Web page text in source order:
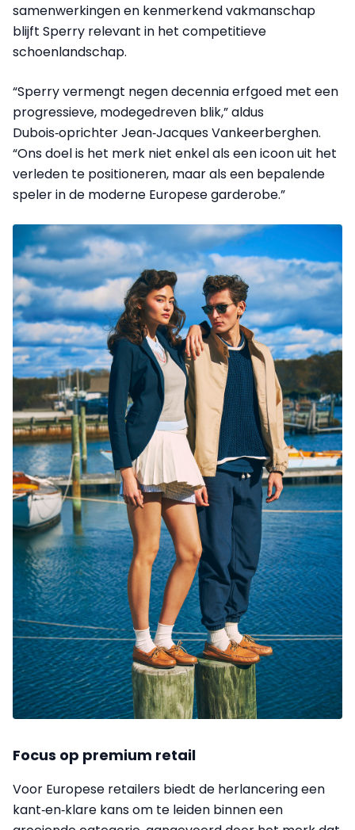
samenwerkingen en kenmerkend vakmanschap
blijft Sperry relevant in het competitieve
schoenlandschap.
“Sperry vermengt negen decennia erfgoed met een
progressieve, modegedreven blik,” aldus
Dubois‑oprichter Jean‑Jacques Vankeerberghen.
“Ons doel is het merk niet enkel als een icoon uit het
verleden te positioneren, maar als een bepalende
speler in de moderne Europese garderobe.”
Focus op premium retail
Voor Europese retailers biedt de herlancering een
kant‑en‑klare kans om te leiden binnen een